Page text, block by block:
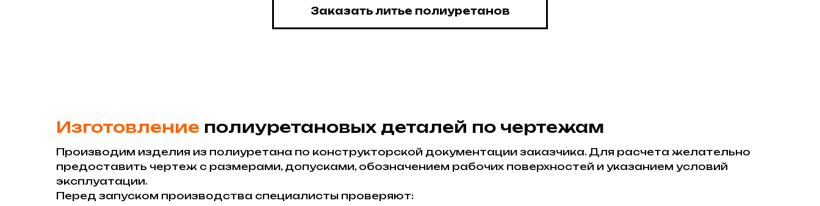
Заказать литье полиуретанов
Изготовление полиуретановых деталей по чертежам
Производим изделия из полиуретана по конструкторской документации заказчика. Для расчета желательно
предоставить чертеж с размерами, допусками, обозначением рабочих поверхностей и указанием условий
эксплуатации.
Перед запуском производства специалисты проверяют: